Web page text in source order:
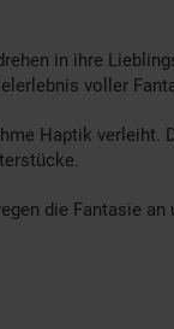
in ihre
voller
Haptik verleiht.
die Fantasie